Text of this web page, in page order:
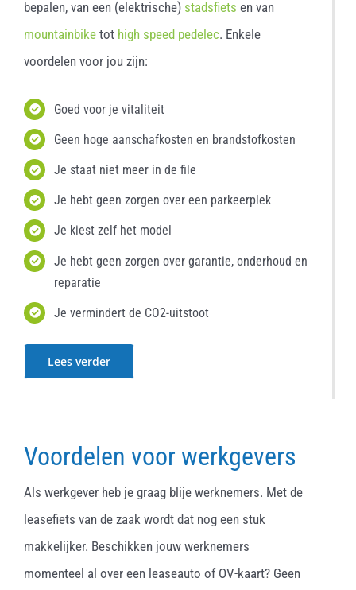
bepalen, van een (elektrische) stadsfiets en van
mountainbiketot high speed pedelec. Enkele
voordelen voor jou zijn:
Goed voor je vitaliteit
Geen hoge aanschafkosten en brandstofkosten
Je staat niet meer in de file
Je hebt geen zorgen over een parkeerplek
Je kiest zelf het model
Je hebt geen zorgen over garantie, onderhoud en
reparatie
Je vermindert de CO2-uitstoot
Lees verder
Voordelen voor werkgevers
Als werkgever heb je graag blije werknemers. Met de
leasefiets van de zaak wordt dat nog een stuk
makkelijker. Beschikken jouw werknemers
momenteel al over een leaseauto of OV-kaart? Geen